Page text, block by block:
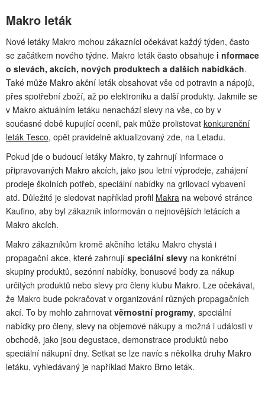
Makro leták
Nové letáky Makro mohou zákazníci očekávat každý týden, často
se začátkem nového týdne. Makro leták často obsahuje i nformace
o slevách, akcích, nových produktech a dalších nabídkách.
Také může Makro akční leták obsahovat vše od potravin a nápojů,
přes spotřební zboží, až po elektroniku a další produkty. Jakmile se
v Makro aktuálním letáku nenachází slevy na vše, co by v
současné době kupující ocenil, pak může prolistovat konkurenční
leták Tesco, opět pravidelně aktualizovaný zde, na Letadu.
Pokud jde o budoucí letáky Makro, ty zahrnují informace o
připravovaných Makro akcích, jako jsou letní výprodeje, zahájení
prodeje školních potřeb, speciální nabídky na grilovací vybavení
atd. Důležité je sledovat například profil Makra na webové stránce
Kaufino, aby byl zákazník informován o nejnovějších letácích a
Makro akcích.
Makro zákazníkům kromě akčního letáku Makro chystá i
propagační akce, které zahrnují speciální slevy na konkrétní
skupiny produktů, sezónní nabídky, bonusové body za nákup
určitých produktů nebo slevy pro členy klubu Makro. Lze očekávat,
že Makro bude pokračovat v organizování různých propagačních
akcí. To by mohlo zahrnovat věrnostní programy, speciální
nabídky pro členy, slevy na objemové nákupy a možná i události v
obchodě, jako jsou degustace, demonstrace produktů nebo
speciální nákupní dny. Setkat se lze navíc s několika druhy Makro
letáku, vyhledávaný je například Makro Brno leták.